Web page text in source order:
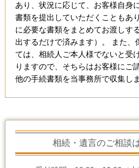
あり、状況に応じて、お客様自身
書類を提出していただくこともあ
に必要な書類をまとめてお渡しす
出するだけで済みます）。
また、
ては、相続人ご本人様でないと受
りますので、そちらはお客様にご
他の手続書類を当事務所で収集しま
相続・遺言のご相談